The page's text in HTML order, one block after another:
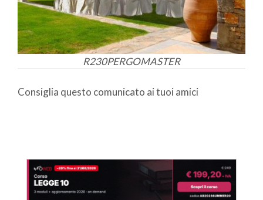
R230PERGOMASTER
Consiglia questo comunicato ai tuoi amici